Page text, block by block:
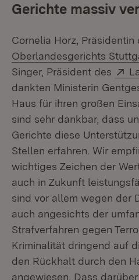
Gerichte massiv
Cornelia Horz, Präsidentin
Oberlandesgerichts
Singer, Präsident des
dankten Ministerin
Haus für ihren großen
sind sehr dankbar, dass
Gerichte diese
Stellen erfahren. Wir
wichtiges Zeichen der
auch in Zukunft
sind vor allem wegen der
auch angesichts der
Strafverfahren gegen
Kriminalität dringend auf
den Rückhalt durch den
angewiesen. Dass